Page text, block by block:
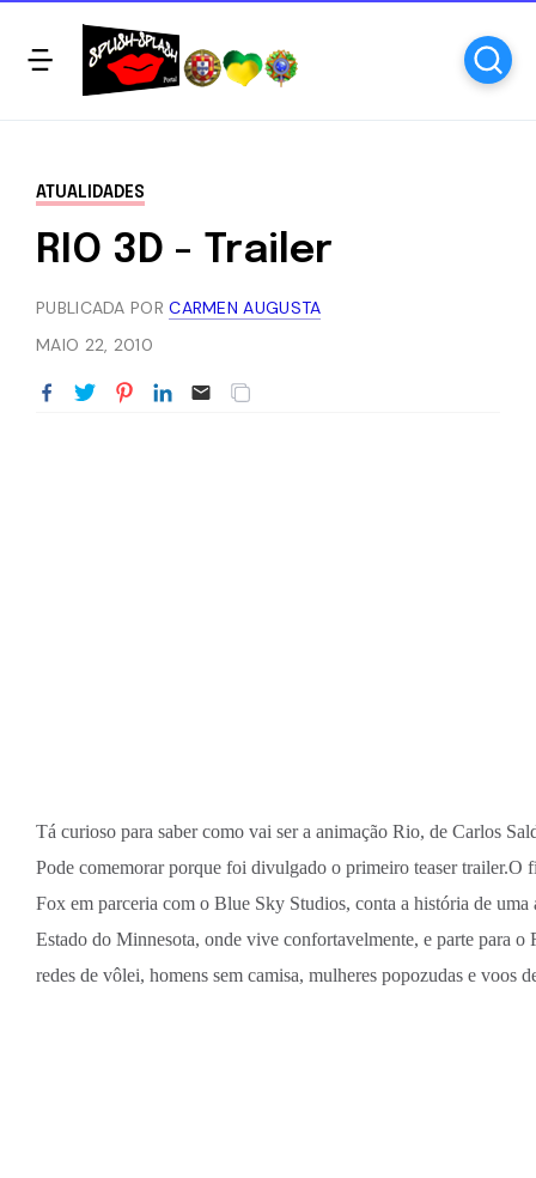
ATUALIDADES
RIO 3D - Trailer
PUBLICADA PORCARMEN AUGUSTA
MAIO 22, 2010
Tá curioso para saber como vai ser a animação Rio, de Carlos
Pode comemorar porque foi divulgado o primeiro teaser trailer.O
Fox em parceria com o Blue Sky Studios, conta a história de
Estado do Minnesota, onde vive confortavelmente, e parte para o
redes de vôlei, homens sem camisa, mulheres popozudas e voos